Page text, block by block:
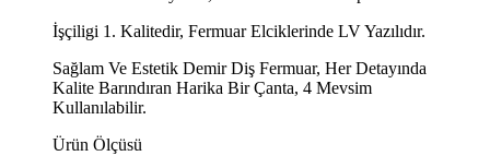
İşçiligi 1. Kalitedir, Fermuar Elciklerinde LV Yazılıdır.
Sağlam Ve Estetik Demir Diş Fermuar, Her Detayında
Kalite Barındıran Harika Bir Çanta, 4 Mevsim
Kullanılabilir.
Ürün Ölçüsü